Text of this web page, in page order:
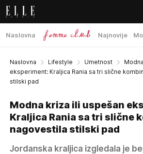
Naslovna Najnovije
Naslovna Lifestyle Umetnost
eksperiment: Kraljica Rania sa tri slične
stilski pad
Modna kriza ili uspešan
Kraljica Rania sa tri slične
nagovestila stilski pad
Jordanska kraljica izgledala je